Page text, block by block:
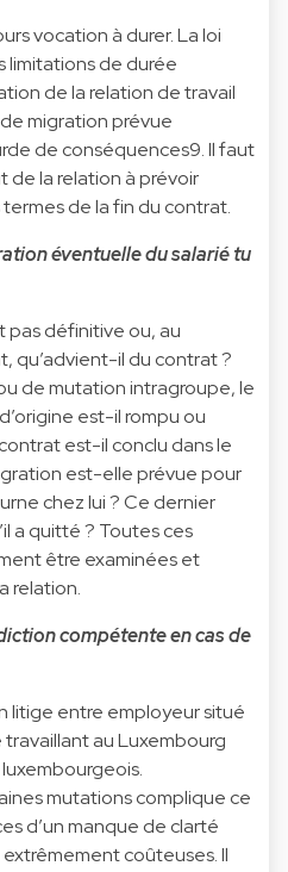
vocation à durer. La loi
limitations de durée
de la relation de travail
migration prévue
de conséquences9. Il faut
de la relation à prévoir
de la fin du contrat.
éventuelle du salarié tu
pas définitive ou, au
qu’advient-il du contrat ?
de mutation intragroupe, le
est-il rompu ou
est-il conclu dans le
est-elle prévue pour
chez lui ? Ce dernier
a quitté ? Toutes ces
être examinées et
relation.
compétente en cas de
litige entre employeur situé
au Luxembourg
mutations complique ce
d’un manque de clarté
coûteuses. Il